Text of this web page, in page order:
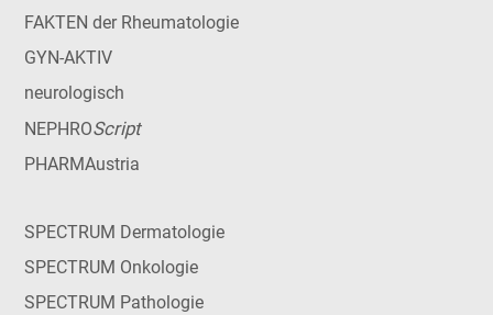
FAKTEN der Rheumatologie
GYN-AKTIV
neurologisch
NEPHROScript
PHARMAustria
SPECTRUM Dermatologie
SPECTRUM Onkologie
SPECTRUM Pathologie